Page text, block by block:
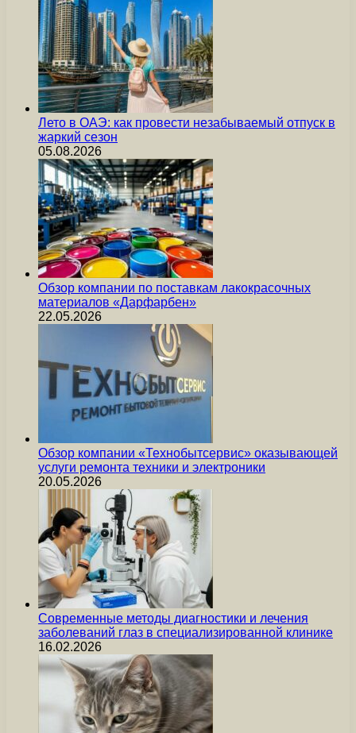
Лето в ОАЭ: как провести незабываемый отпуск в
жаркий сезон
05.08.2026
Обзор компании по поставкам лакокрасочных
материалов «Дарфарбен»
22.05.2026
Обзор компании «Технобытсервис» оказывающей
услуги ремонта техники и электроники
20.05.2026
Современные методы диагностики и лечения
заболеваний глаз в специализированной клинике
16.02.2026